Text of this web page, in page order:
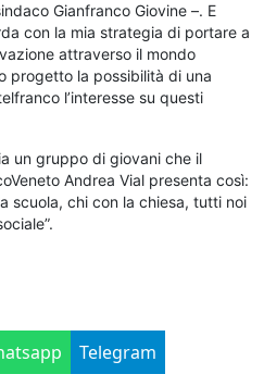
Gianfranco Giovine –. E
con la mia strategia di portare a
attraverso il mondo
progetto la possibilità di una
l’interesse su questi
un gruppo di giovani che il
Andrea Vial presenta così:
scuola, chi con la chiesa, tutti noi
Telegram